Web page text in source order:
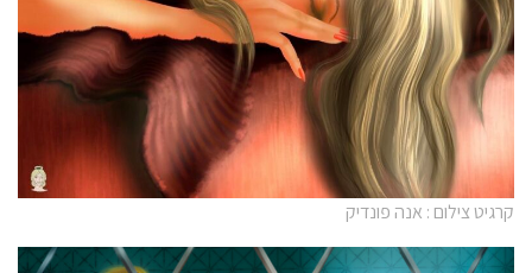
קרגיט צילום : אנה פונדיק